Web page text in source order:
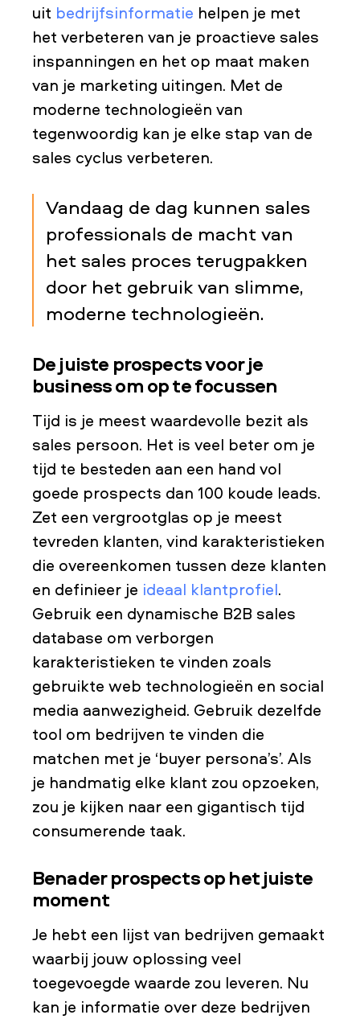
uit bedrijfsinformatie helpen je met
het verbeteren van je proactieve sales
inspanningen en het op maat maken
van je marketing uitingen. Met de
moderne technologieën van
tegenwoordig kan je elke stap van de
sales cyclus verbeteren.
Vandaag de dag kunnen sales
professionals de macht van
het sales proces terugpakken
door het gebruik van slimme,
moderne technologieën.
De juiste prospects voor je
business om op te focussen
Tijd is je meest waardevolle bezit als
sales persoon. Het is veel beter om je
tijd te besteden aan een hand vol
goede prospects dan 100 koude leads.
Zet een vergrootglas op je meest
tevreden klanten, vind karakteristieken
die overeenkomen tussen deze klanten
en definieer je ideaal klantprofiel.
Gebruik een dynamische B2B sales
database om verborgen
karakteristieken te vinden zoals
gebruikte web technologieën en social
media aanwezigheid. Gebruik dezelfde
tool om bedrijven te vinden die
matchen met je ‘buyer persona’s’. Als
je handmatig elke klant zou opzoeken,
zou je kijken naar een gigantisch tijd
consumerende taak.
Benader prospects op het juiste
moment
Je hebt een lijst van bedrijven gemaakt
waarbij jouw oplossing veel
toegevoegde waarde zou leveren. Nu
kan je informatie over deze bedrijven